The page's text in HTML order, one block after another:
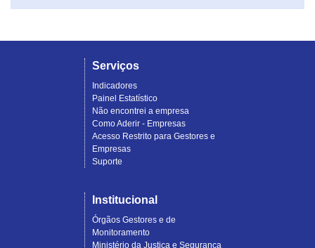
Serviços
Indicadores
Painel Estatístico
Não encontrei a empresa
Como Aderir - Empresas
Acesso Restrito para Gestores e
Empresas
Suporte
Institucional
Órgãos Gestores e de
Monitoramento
Ministério da Justiça e Segurança